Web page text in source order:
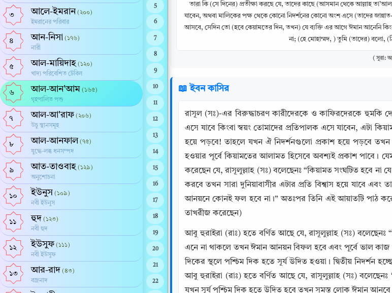
৩ আলে-ইমরান (২০০)
ইমরানের পরিবার
৪ আন-নিসা (১৭৬)
নারী
৫ আল-মায়িদাহ (১২০)
খাদ্য পরিবেশিত টেবিল
৬ আল-আন'আম (১৬৫)
গৃহপালিত পশু
৭ আল-আ'রাফ (২০৬)
উচু স্থানসমূহ
৮ আল-আনফাল (৭৫)
যুদ্ধে-লব্ধ ধনসম্পদ
৯ আত-তাওবাহ (১২৯)
অনুশোচনা
১০ ইউনুস (১০৯)
নবী ইউনুস
১১ হুদ (১২৩)
নবী হুদ
১২ ইউসুফ (১১১)
নবী ইউসুফ
১৩ আর-রাদ (৪৩)
বজ্রনাদ
5
6
7
8
9
10
11
12
13
14
15
16
17
18
19
20
21
22
তারা কি (সে দিনের) প্রতীক্ষা করছে যে, তাদের কাছে (আসমান থেকে আল্লাহ
যাবেন, অথবা মালিকের পক্ষ থেকে কোনো নিদর্শনের কোনো অংশ এসে (তাদের
আসবে, সেদিন তো (হবে কেয়ামতের দিন, তখন) যে ব্যক্তি এর আগে ঈমান আনেনি
না; (হে মোহাম্মদ, ) তুমি (তাদের) বলো,
( সূরা:
📖 ইবন কাসির
রাসূল (সঃ)-এর বিরুদ্ধাচরণ কারীদেরকে ও কাফিরদেরকে হুমকি
এসে যাবে কিংবা স্বয়ং তোমাদের প্রতিপালক এসে যাবেন, এটা
হয়ে পড়বে! তাহলে যখন ঐ নিদর্শনগুলো প্রকাশ হয়ে পড়বে
হওয়ার পূর্বে কিয়ামতের আলামত হিসেবে অবশ্যই প্রকাশ পাবে।
করেছেন যে, রাসূলুল্লাহ (সঃ) বলেছেনঃ “কিয়ামত সংঘটিত হবে
করবে তখন সারা দুনিয়াবাসীর এটার প্রতি বিশ্বাস হয়ে যাবে
আনয়নে কোনই ফল হবে না।” অতঃপর তিনি এই আয়াতটি পাঠ
তাখরীজ করেছেন)
আবু হুরাইরা (রাঃ) হতে বর্ণিত আছে যে, রাসূলুল্লাহ (সঃ)
এনে না থাকলে তখন ঈমান আনয়ন বিফল হবে এবং পূর্বে ভাল কাজ
দিকের স্থলে পশ্চিম দিক হতে সূর্য উদিত হওয়া। দ্বিতীয় নিদর্শন
আবু হুরাইরা (রাঃ) হতে বর্ণিত আছে যে, রাসূলুল্লাহ (সঃ)
যখন সূর্য পশ্চিম দিক হতে উদিত হবে তখন সমস্ত লোক ঈমান
Copy